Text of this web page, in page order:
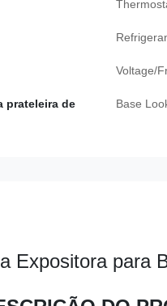
Voltage/
prateleira de
Base
Expositora para